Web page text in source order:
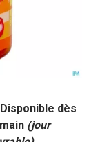
Disponible dès
(jour